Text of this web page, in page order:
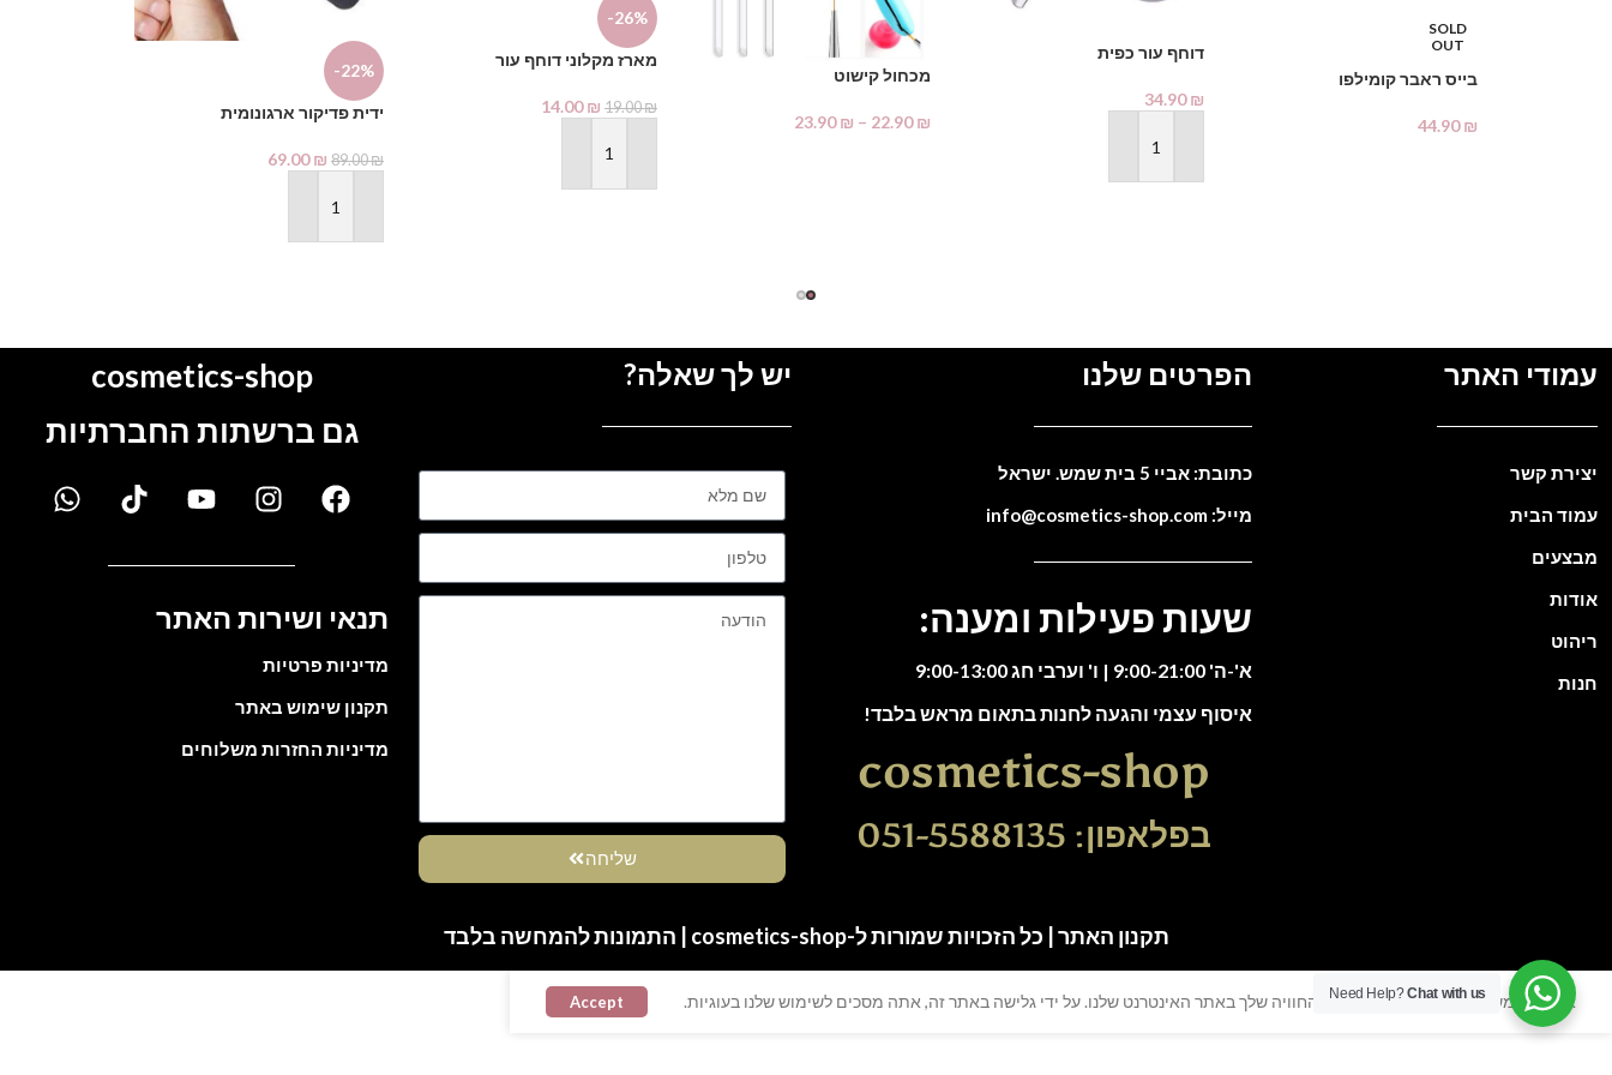
SOLD
OUT
בייס ראבר קומילפו
44.90₪
דוחף עור כפית
34.90₪
הוספה לסל
מכחול קישוט
22.90₪
–
23.90₪
-26%
מארז מקלוני דוחף עור
19.00₪
14.00₪
הוספה לסל
-22%
ידית פדיקור ארגונומית
89.00₪
69.00₪
הוספה לסל
עמודי האתר
יצירת קשר
עמוד הבית
מבצעים
אודות
ריהוט
חנות
הפרטים שלנו
כתובת: אביי 5 בית שמש. ישראל
מייל: info@cosmetics-shop.com
שעות פעילות ומענה:
א'-ה' 9:00-21:00 | ו' וערבי חג 9:00-13:00
איסוף עצמי והגעה לחנות בתאום מראש בלבד!
cosmetics-shop
בפלאפון: 051-5588135
יש לך שאלה?
שליחה
cosmetics-shop
גם ברשתות החברתיות
תנאי ושירות האתר
מדיניות פרטיות
תקנון שימוש באתר
מדיניות החזרות משלוחים
תקנון האתר | כל הזכויות שמורות ל-cosmetics-shop | התמונות להמחשה בלבד
אנו משתמשים בעוגיות כדי לשפר את החוויה שלך באתר האינטרנט שלנו. על ידי גלישה באתר זה, אתה מסכים לשימוש שלנו בעוגיות. Accept Need Help?Chat with us